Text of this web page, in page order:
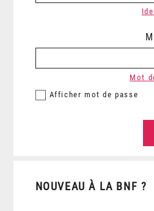
Afficher mot de passe
Mot
NOUVEAU À LA BNF ?